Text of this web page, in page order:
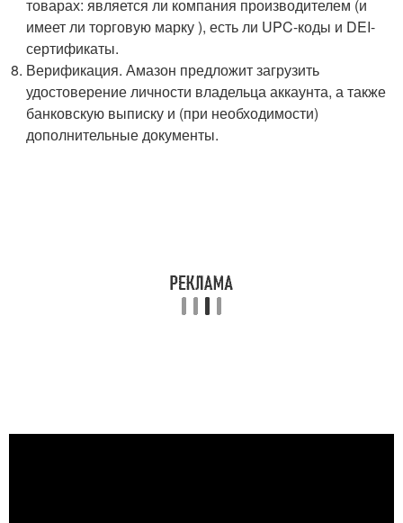
товарах: является ли компания производителем (и
имеет ли торговую марку ), есть ли UPC-коды и DEI-
сертификаты.
Верификация. Амазон предложит загрузить
удостоверение личности владельца аккаунта, а также
банковскую выписку и (при необходимости)
дополнительные документы.